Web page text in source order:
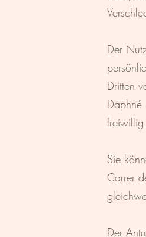
Der
Dritten
Daphné
freiwillig
Sie
Carrer
Der